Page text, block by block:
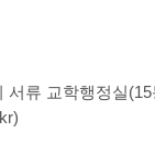
서류 교학행정실